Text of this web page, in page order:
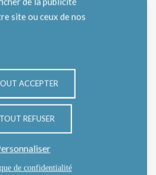
site ou ceux de nos
ACCEPTER
TOUT REFUSER
de confidentialité